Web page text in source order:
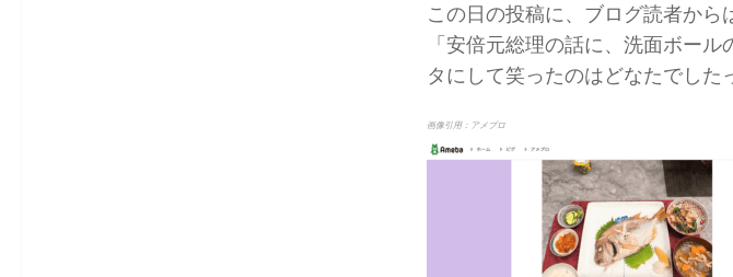
この日の投稿に、ブログ読者から
「安倍元総理の話に、洗面ボー
タにして笑ったのはどなたでした
画像引用：アメブロ